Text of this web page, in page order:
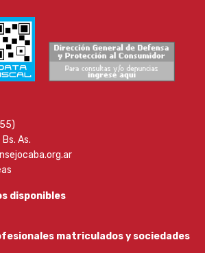
As.
disponibles
matriculados y sociedades